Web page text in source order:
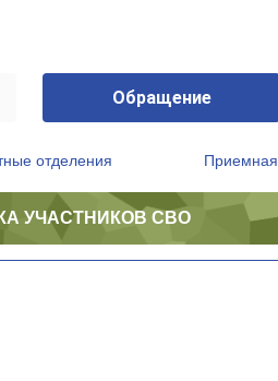
Обращение
отделения Приемная
УЧАСТНИКОВ СВО